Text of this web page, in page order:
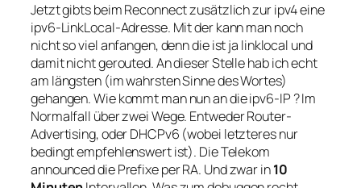
Jetzt gibts beim Reconnect zusätzlich zur ipv4 eine
ipv6-LinkLocal-Adresse. Mit der kann man noch
nicht so viel anfangen, denn die ist ja linklocal und
damit nicht gerouted. An dieser Stelle hab ich echt
am längsten (im wahrsten Sinne des Wortes)
gehangen. Wie kommt man nun an die ipv6-IP ? Im
Normalfall über zwei Wege. Entweder Router-
Advertising, oder DHCPv6 (wobei letzteres nur
bedingt empfehlenswert ist). Die Telekom
announced die Prefixe per RA. Und zwar in10